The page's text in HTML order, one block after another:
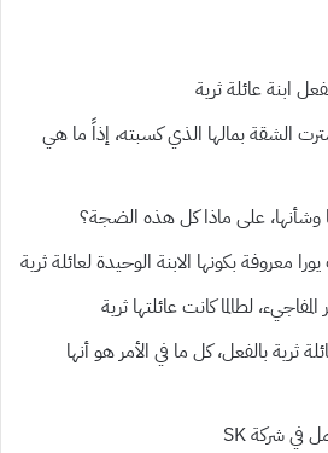
لقد اشترت الشقة بمالها الذي كسبته، إذاً ما هي
ثرية بالفعل، كل ما في الأمر هو أنها